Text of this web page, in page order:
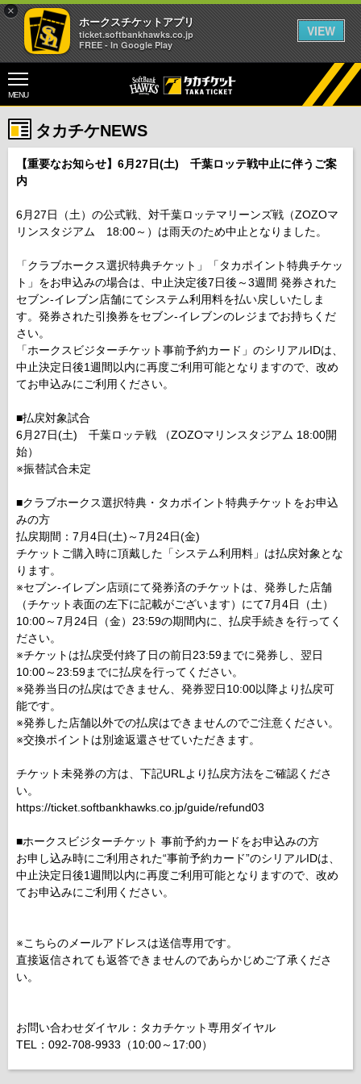
×
ホークスチケットアプリ
ticket.softbankhawks.co.jp
FREE - In Google Play
VIEW
MENU
タカチケNEWS
【重要なお知らせ】6月27日(土) 千葉ロッテ戦中止に伴うご案
内
6月27日（土）の公式戦、対千葉ロッテマリーンズ戦（ZOZOマ
リンスタジアム 18:00～）は雨天のため中止となりました。
「クラブホークス選択特典チケット」「タカポイント特典チケッ
ト」をお申込みの場合は、中止決定後7日後～3週間 発券された
セブン-イレブン店舗にてシステム利用料を払い戻しいたしま
す。発券された引換券をセブン-イレブンのレジまでお持ちくだ
さい。
「ホークスビジターチケット事前予約カード」のシリアルIDは、
中止決定日後1週間以内に再度ご利用可能となりますので、改め
てお申込みにご利用ください。
■払戻対象試合
6月27日(土) 千葉ロッテ戦 （ZOZOマリンスタジアム 18:00開
始）
※振替試合未定
■クラブホークス選択特典・タカポイント特典チケットをお申込
みの方
払戻期間：7月4日(土)～7月24日(金)
チケットご購入時に頂戴した「システム利用料」は払戻対象とな
ります。
※セブン-イレブン店頭にて発券済のチケットは、発券した店舗
（チケット表面の左下に記載がございます）にて7月4日（土）
10:00～7月24日（金）23:59の期間内に、払戻手続きを行ってく
ださい。
※チケットは払戻受付終了日の前日23:59までに発券し、翌日
10:00～23:59までに払戻を行ってください。
※発券当日の払戻はできません、発券翌日10:00以降より払戻可
能です。
※発券した店舗以外での払戻はできませんのでご注意ください。
※交換ポイントは別途返還させていただきます。
チケット未発券の方は、下記URLより払戻方法をご確認くださ
い。
https://ticket.softbankhawks.co.jp/guide/refund03
■ホークスビジターチケット 事前予約カードをお申込みの方
お申し込み時にご利用された“事前予約カード”のシリアルIDは、
中止決定日後1週間以内に再度ご利用可能となりますので、改め
てお申込みにご利用ください。
※こちらのメールアドレスは送信専用です。
直接返信されても返答できませんのであらかじめご了承くださ
い。
お問い合わせダイヤル：タカチケット専用ダイヤル
TEL：092-708-9933（10:00～17:00）